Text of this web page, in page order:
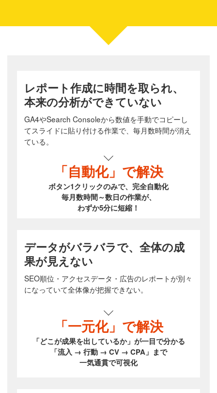
レポート作成に時間を取られ、
本来の分析ができていない
GA4やSearch Consoleから数値を手動でコピーし
てスライドに貼り付ける作業で、毎月数時間が消え
ている。
「自動化」で解決
ボタン1クリックのみで、完全自動化
毎月数時間～数日の作業が、
わずか5分に短縮！
データがバラバラで、全体の成
果が見えない
SEO順位・アクセスデータ・広告のレポートが別々
になっていて全体像が把握できない。
「一元化」で解決
「どこが成果を出しているか」が一目で分かる
「流入 → 行動 → CV → CPA」まで
一気通貫で可視化